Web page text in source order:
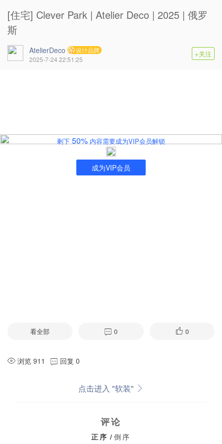
[住宅] Clever Park | Atelier Deco | 2025 | 俄罗
斯
AtelierDeco
设计品牌
2025-7-24 22:51:25
+关注
剩下 50% 内容需要成为VIP会员解锁
成为VIP会员
看全部 0 0
浏览 911 回复 0
点击进入 "软装"
评论
正序 / 倒序